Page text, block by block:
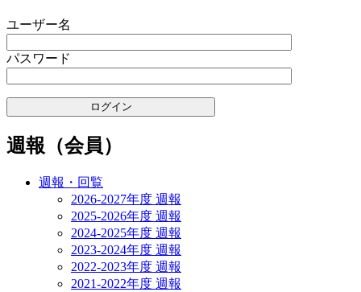
ユーザー名
パスワード
週報（会員）
週報・回覧
2026-2027年度 週報
2025-2026年度 週報
2024-2025年度 週報
2023-2024年度 週報
2022-2023年度 週報
2021-2022年度 週報